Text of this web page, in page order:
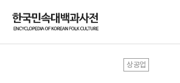
상공업